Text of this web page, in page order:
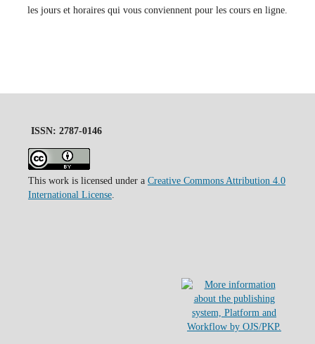
les jours et horaires qui vous conviennent pour les cours en ligne.
ISSN: 2787-0146
This work is licensed under a Creative Commons Attribution 4.0
International License.